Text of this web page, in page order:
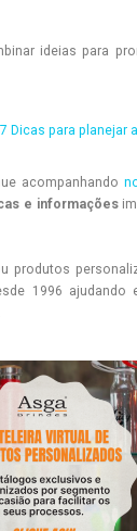
ideias para
7 Dicas para planejar
acompanhando
e informações
produtos
1996 ajudando